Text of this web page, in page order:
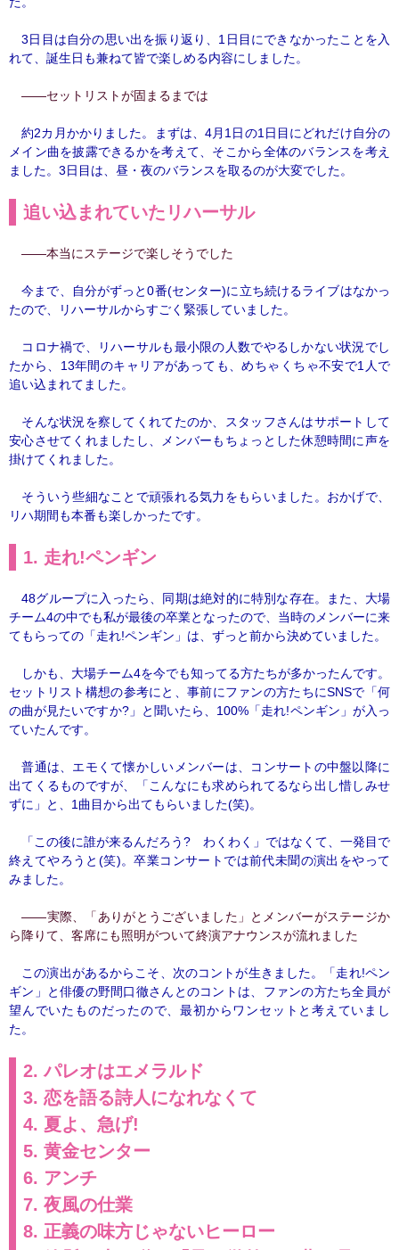
3日目は自分の思い出を振り返り、1日目にできなかったことを入
れて、誕生日も兼ねて皆で楽しめる内容にしました。
――セットリストが固まるまでは
約2カ月かかりました。まずは、4月1日の1日目にどれだけ自分の
メイン曲を披露できるかを考えて、そこから全体のバランスを考え
ました。3日目は、昼・夜のバランスを取るのが大変でした。
追い込まれていたリハーサル
――本当にステージで楽しそうでした
今まで、自分がずっと0番(センター)に立ち続けるライブはなかっ
たので、リハーサルからすごく緊張していました。
コロナ禍で、リハーサルも最小限の人数でやるしかない状況でし
たから、13年間のキャリアがあっても、めちゃくちゃ不安で1人で
追い込まれてました。
そんな状況を察してくれてたのか、スタッフさんはサポートして
安心させてくれましたし、メンバーもちょっとした休憩時間に声を
掛けてくれました。
そういう些細なことで頑張れる気力をもらいました。おかげで、
リハ期間も本番も楽しかったです。
1. 走れ!ペンギン
48グループに入ったら、同期は絶対的に特別な存在。また、大場
チーム4の中でも私が最後の卒業となったので、当時のメンバーに来
てもらっての「走れ!ペンギン」は、ずっと前から決めていました。
しかも、大場チーム4を今でも知ってる方たちが多かったんです。
セットリスト構想の参考にと、事前にファンの方たちにSNSで「何
の曲が見たいですか?」と聞いたら、100%「走れ!ペンギン」が入っ
ていたんです。
普通は、エモくて懐かしいメンバーは、コンサートの中盤以降に
出てくるものですが、「こんなにも求められてるなら出し惜しみせ
ずに」と、1曲目から出てもらいました(笑)。
「この後に誰が来るんだろう? わくわく」ではなくて、一発目で
終えてやろうと(笑)。卒業コンサートでは前代未聞の演出をやって
みました。
――実際、「ありがとうございました」とメンバーがステージか
ら降りて、客席にも照明がついて終演アナウンスが流れました
この演出があるからこそ、次のコントが生きました。「走れ!ペン
ギン」と俳優の野間口徹さんとのコントは、ファンの方たち全員が
望んでいたものだったので、最初からワンセットと考えていまし
た。
2. パレオはエメラルド
3. 恋を語る詩人になれなくて
4. 夏よ、急げ!
5. 黄金センター
6. アンチ
7. 夜風の仕業
8. 正義の味方じゃないヒーロー